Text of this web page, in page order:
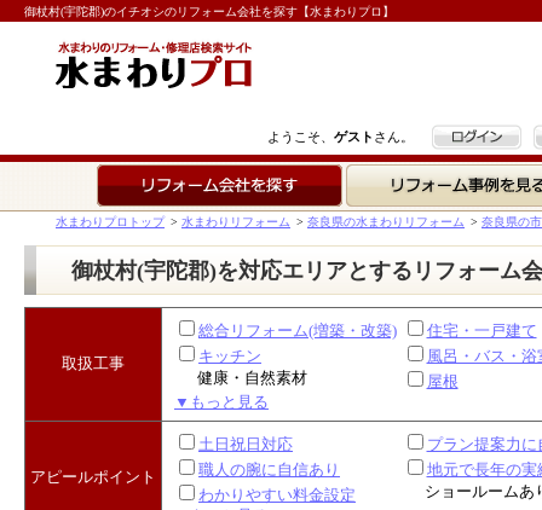
御杖村(宇陀郡)のイチオシのリフォーム会社を探す【水まわりプロ】
ようこそ、 ゲスト さん。 ログイン
リフォーム事例を見る
水まわりプロトップ > 水まわりリフォーム > 奈良県の水まわりリフォーム > 奈良県の
御杖村(宇陀郡)を対応エリアとするリフォーム
取扱工事
総合リフォーム(増築・改築)
住宅・一戸建て
キッチン
風呂・バス・浴
健康・自然素材
屋根
▼もっと見る
アピールポイント
土日祝日対応
プラン提案力に
職人の腕に自信あり
地元で長年の実
わかりやすい料金設定
ショールームあ